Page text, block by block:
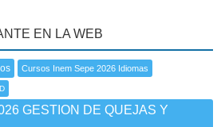
EN LA WEB
Cursos Inem Sepe 2026 Idiomas
GESTION DE QUEJAS Y